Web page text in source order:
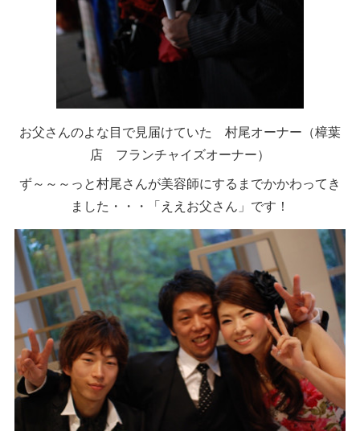
お父さんのよな目で見届けていた 村尾オーナー（樟葉
店 フランチャイズオーナー）
ず～～～っと村尾さんが美容師にするまでかかわってき
ました・・・「ええお父さん」です！